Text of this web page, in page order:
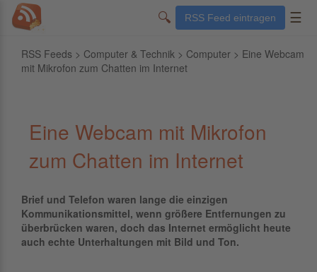
🔍 RSS Feed eintragen ☰
RSS Feeds > Computer & Technik > Computer > Eine Webcam
mit Mikrofon zum Chatten im Internet
Eine Webcam mit Mikrofon
zum Chatten im Internet
Brief und Telefon waren lange die einzigen
Kommunikationsmittel, wenn größere Entfernungen zu
überbrücken waren, doch das Internet ermöglicht heute
auch echte Unterhaltungen mit Bild und Ton.